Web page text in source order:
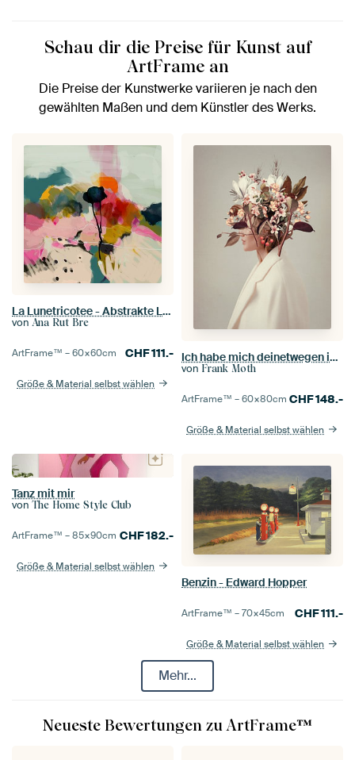
Schau dir die Preise für Kunst auf
ArtFrame an
Die Preise der Kunstwerke variieren je nach den
gewählten Maßen und dem Künstler des Werks.
La Lunetricotee - Abstrakte Landschaft
von Ana Rut Bre
ArtFrame™ –60×60cm CHF111.-
Größe & Material selbst wählen
Ich habe mich deinetwegen in den Herbst verliebt
von Frank Moth
ArtFrame™ –60×80cm CHF148.-
Größe & Material selbst wählen
Tanz mit mir
von The Home Style Club
ArtFrame™ –85×90cm CHF182.-
Größe & Material selbst wählen
Benzin - Edward Hopper
ArtFrame™ –70×45cm CHF111.-
Größe & Material selbst wählen
Mehr...
Neueste Bewertungen zu ArtFrame™